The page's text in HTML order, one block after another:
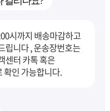
시까지 배송마감하고
립니다 , 운송장번호는
센터카톡 혹은
확인 가능합니다.